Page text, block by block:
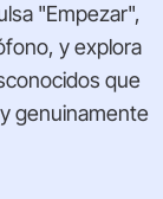
"Empezar",
y explora
que
genuinamente